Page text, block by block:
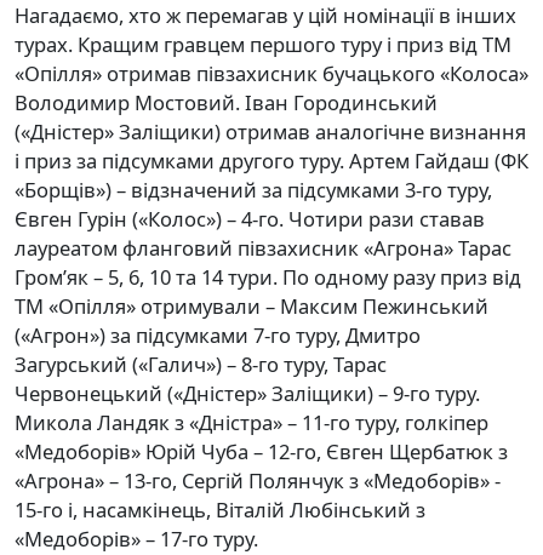
Нагадаємо, хто ж перемагав у цій номінації в інших
турах. Кращим гравцем першого туру і приз від ТМ
«Опілля» отримав півзахисник бучацького «Колоса»
Володимир Мостовий. Іван Городинський
(«Дністер» Заліщики) отримав аналогічне визнання
і приз за підсумками другого туру. Артем Гайдаш (ФК
«Борщів») – відзначений за підсумками 3-го туру,
Євген Гурін («Колос») – 4-го. Чотири рази ставав
лауреатом фланговий півзахисник «Агрона» Тарас
Гром’як – 5, 6, 10 та 14 тури. По одному разу приз від
ТМ «Опілля» отримували – Максим Пежинський
(«Агрон») за підсумками 7-го туру, Дмитро
Загурський («Галич») – 8-го туру, Тарас
Червонецький («Дністер» Заліщики) – 9-го туру.
Микола Ландяк з «Дністра» – 11-го туру, голкіпер
«Медоборів» Юрій Чуба – 12-го, Євген Щербатюк з
«Агрона» – 13-го, Сергій Полянчук з «Медоборів» -
15-го і, насамкінець, Віталій Любінський з
«Медоборів» – 17-го туру.